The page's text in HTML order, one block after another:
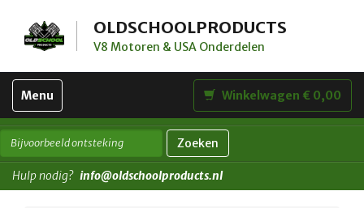
OLDSCHOOLPRODUCTS
V8 Motoren & USA Onderdelen
Toggle
navigation
Menu Winkelwagen € 0,00
Zoeken
Hulp nodig? info@oldschoolproducts.nl